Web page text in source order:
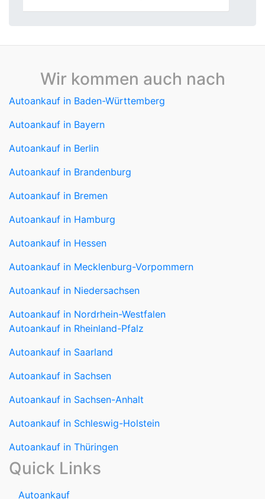
Autoankauf in Bayern
Autoankauf in Berlin
Autoankauf in Brandenburg
Autoankauf in Bremen
Autoankauf in Hamburg
Autoankauf in Hessen
Autoankauf in Mecklenburg-Vorpommern
Autoankauf in Niedersachsen
Autoankauf in Nordrhein-Westfalen
Autoankauf in Rheinland-Pfalz
Autoankauf in Saarland
Autoankauf in Sachsen
Autoankauf in Sachsen-Anhalt
Autoankauf in Schleswig-Holstein
Autoankauf in Thüringen
Quick Links
Autoankauf
Autoverkauf